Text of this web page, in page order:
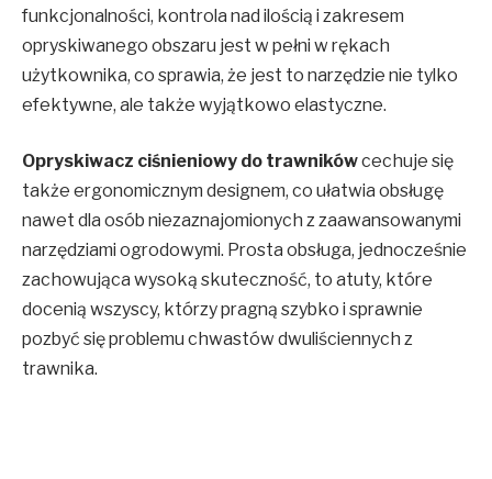
funkcjonalności, kontrola nad ilością i zakresem
opryskiwanego obszaru jest w pełni w rękach
użytkownika, co sprawia, że jest to narzędzie nie tylko
efektywne, ale także wyjątkowo elastyczne.
Opryskiwacz ciśnieniowy do trawnikówcechuje się
także ergonomicznym designem, co ułatwia obsługę
nawet dla osób niezaznajomionych z zaawansowanymi
narzędziami ogrodowymi. Prosta obsługa, jednocześnie
zachowująca wysoką skuteczność, to atuty, które
docenią wszyscy, którzy pragną szybko i sprawnie
pozbyć się problemu chwastów dwuliściennych z
trawnika.